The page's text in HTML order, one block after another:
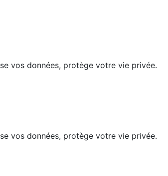
vos données, protège votre vie privée.
vos données, protège votre vie privée.